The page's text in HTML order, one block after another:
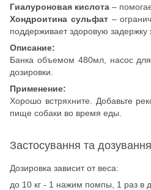
Гиалуроновая кислота –
Хондроитина сульфат–
поддерживает здоровую задержку
Описание:
Банка объемом 480мл, насос
дозировки.
Применение:
Хорошо встряхните. Добавьте
пище собаки во время еды.
Застосування та дозування
Дозировка зависит от веса:
до 10 кг - 1 нажим помпы, 1 раз в